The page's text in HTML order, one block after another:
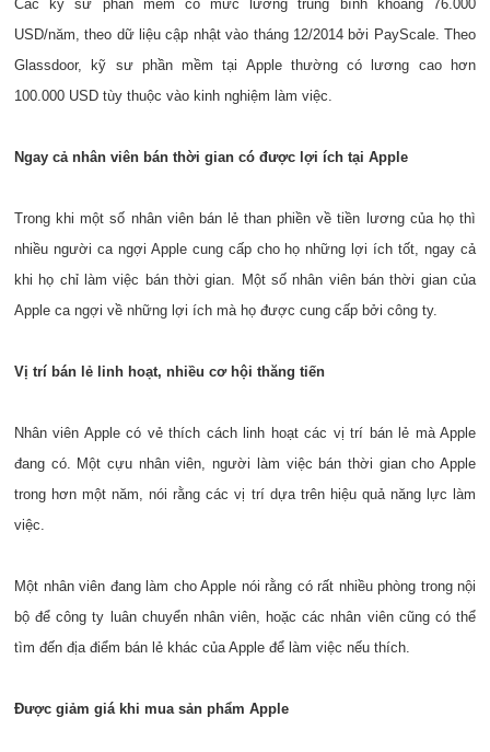
Các kỹ sư phần mềm có mức lương trung bình khoảng 76.000
USD/năm, theo dữ liệu cập nhật vào tháng 12/2014 bởi PayScale. Theo
Glassdoor, kỹ sư phần mềm tại Apple thường có lương cao hơn
100.000 USD tùy thuộc vào kinh nghiệm làm việc.
Ngay cả nhân viên bán thời gian có được lợi ích tại Apple
Trong khi một số nhân viên bán lẻ than phiền về tiền lương của họ thì
nhiều người ca ngợi Apple cung cấp cho họ những lợi ích tốt, ngay cả
khi họ chỉ làm việc bán thời gian. Một số nhân viên bán thời gian của
Apple ca ngợi về những lợi ích mà họ được cung cấp bởi công ty.
Vị trí bán lẻ linh hoạt, nhiều cơ hội thăng tiến
Nhân viên Apple có vẻ thích cách linh hoạt các vị trí bán lẻ mà Apple
đang có. Một cựu nhân viên, người làm việc bán thời gian cho Apple
trong hơn một năm, nói rằng các vị trí dựa trên hiệu quả năng lực làm
việc.
Một nhân viên đang làm cho Apple nói rằng có rất nhiều phòng trong nội
bộ để công ty luân chuyển nhân viên, hoặc các nhân viên cũng có thể
tìm đến địa điểm bán lẻ khác của Apple để làm việc nếu thích.
Được giảm giá khi mua sản phẩm Apple